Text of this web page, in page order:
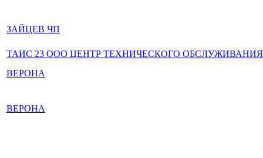
ЗАЙЦЕВ ЧП
ТАИС 23 ООО ЦЕНТР ТЕХНИЧЕСКОГО ОБСЛУЖИВАНИЯ
ВЕРОНА
ВЕРОНА